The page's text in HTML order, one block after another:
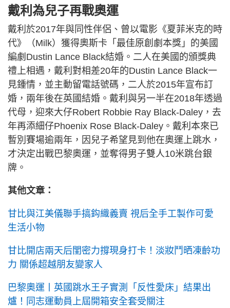
戴利為兒子再戰奧運
戴利於2017年與同性伴侶、曾以電影《夏菲米克的時
代》（Milk）獲得奧斯卡「最佳原創劇本獎」的美國
編劇Dustin Lance Black結婚。二人在美國的頒獎典
禮上相遇，戴利對相差20年的Dustin Lance Black一
見鍾情，並主動留電話號碼，二人於2015年宣布訂
婚，兩年後在英國結婚。戴利與另一半在2018年透過
代母，迎來大仔Robert Robbie Ray Black-Daley，去
年再添細仔Phoenix Rose Black-Daley。戴利本來已
暫別賽場逾兩年，因兒子希望見到他在奧運上跳水，
才決定出戰巴黎奧運，並奪得男子雙人10米跳台銀
牌。
其他文章：
甘比與江美儀聯手搞鈎織義賣 視后全手工製作可愛
生活小物
甘比開店兩天后閨密力撐現身打卡！淡妝鬥晒凍齡功
力 關係超越朋友變家人
巴黎奧運丨英國跳水王子實測「反性愛床」結果出
爐！同志運動員上屆開箱安全套受關注